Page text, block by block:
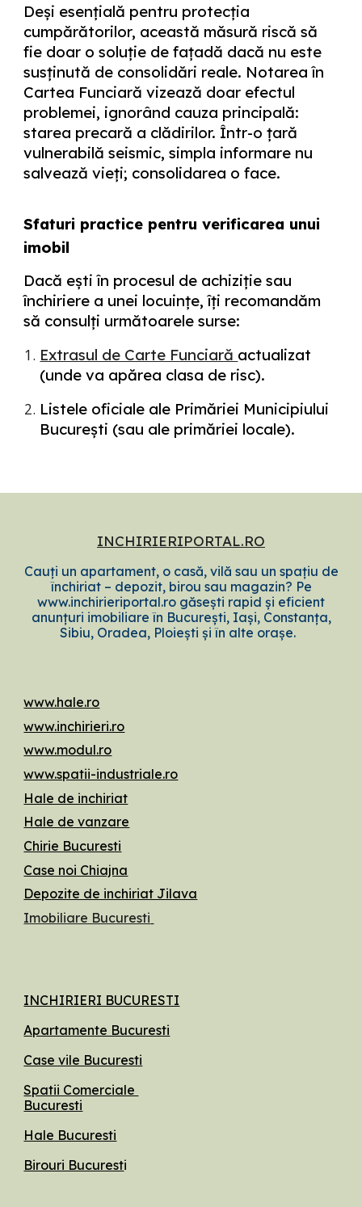
Deși esențială pentru protecția
cumpărătorilor, această măsură riscă să
fie doar o soluție de fațadă dacă nu este
susținută de consolidări reale. Notarea în
Cartea Funciară vizează doar efectul
problemei, ignorând cauza principală:
starea precară a clădirilor. Într-o țară
vulnerabilă seismic, simpla informare nu
salvează vieți; consolidarea o face.
Sfaturi practice pentru verificarea unui
imobil
Dacă ești în procesul de achiziție sau
închiriere a unei locuințe, îți recomandăm
să consulți următoarele surse:
Extrasul de Carte Funciară actualizat
(unde va apărea clasa de risc).
Listele oficiale ale Primăriei Municipiului
București (sau ale primăriei locale).
INCHIRIERIPORTAL.RO
Cauți un apartament, o casă, vilă sau un spațiu de
închiriat – depozit, birou sau magazin? Pe
www.inchirieriportal.ro găsești rapid și eficient
anunțuri imobiliare în București, Iași, Constanța,
Sibiu, Oradea, Ploiești și în alte orașe.
www.hale.ro
www.inchirieri.ro
www.modul.ro
www.spatii-industriale.ro
Hale de inchiriat
Hale de vanzare
Chirie Bucuresti
Case noi Chiajna
Depozite de inchiriat Jilava
Imobiliare Bucuresti
INCHIRIERI BUCURESTI
Apartamente Bucuresti
Case vile Bucuresti
Spatii Comerciale
Bucuresti
Hale Bucuresti
Birouri Bucuresti